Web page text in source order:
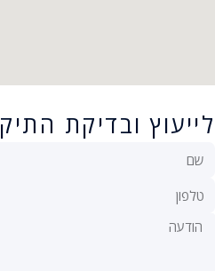
לייעוץ ובדיקת התיק